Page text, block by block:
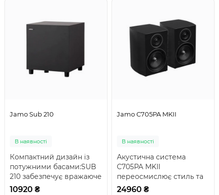
Jamo Sub 210
В наявності
Компактний дизайн із
потужними басами:SUB
210 забезпечує вражаюче
відтворення басів у
10920 ₴
Jamo C705PA MKII
В наявності
Акустична система
C705PA MKII
переосмислює стиль та
вишуканість завдяки
24960 ₴